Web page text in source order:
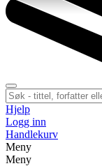
Hjelp
Logg inn
Handlekurv
Meny
Meny